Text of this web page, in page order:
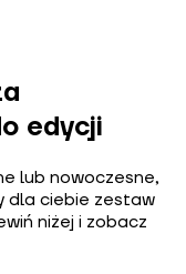
edycji
lub nowoczesne,
dla ciebie zestaw
niżej i zobacz